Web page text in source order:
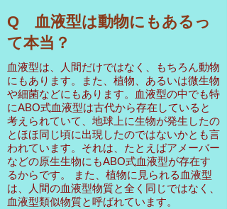
Q 血液型は動物にもあるっ
て本当？
血液型は、人間だけではなく、もちろん動物
にもあります。また、植物、あるいは微生物
や細菌などにもあります。血液型の中でも特
にABO式血液型は古代から存在していると
考えられていて、地球上に生物が発生したの
とほほ同じ頃に出現したのではないかとも言
われています。それは、たとえばアメーバー
などの原生生物にもABO式血液型が存在す
るからです。 また、植物に見られる血液型
は、人間の血液型物質と全く同じではなく、
血液型類似物質と呼ばれています。